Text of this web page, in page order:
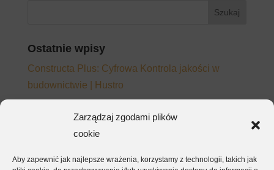
Zarządzaj zgodami plików
cookie
Aby zapewnić jak najlepsze wrażenia, korzystamy z technologii, takich jak
Ostatnie wpisy
Constructa Plus: Cyfrowa Kontrola jakości w
budownictwie | Hustro
wracają do e-maila mimo wdrożonego systemu
będą działać – nie tylko na papierze